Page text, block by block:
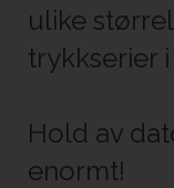
ulike
trykkserier
Hold av
enormt!